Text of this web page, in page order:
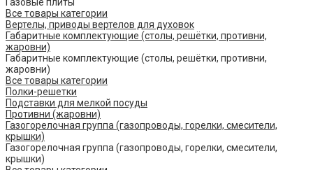
Все товары категории
Вертелы, приводы вертелов для духовок
Габаритные комплектующие (столы, решётки, противни,
жаровни)
Габаритные комплектующие (столы, решётки, противни,
жаровни)
Все товары категории
Полки-решетки
Подставки для мелкой посуды
Противни (жаровни)
Газогорелочная группа (газопроводы, горелки, смесители,
крышки)
Газогорелочная группа (газопроводы, горелки, смесители,
крышки)